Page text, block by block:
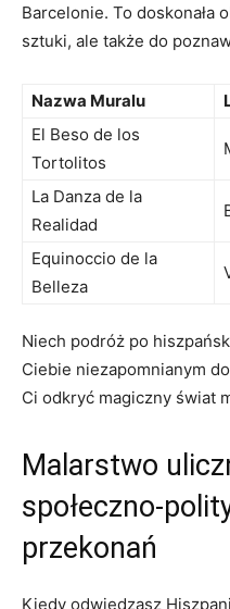
Barcelonie. To doskonała
sztuki, ale także do
Nazwa Muralu
El Beso de los
Tortolitos
La Danza de la
Realidad
Equinoccio de la
Belleza
Niech podróż po
Ciebie niezapomnianym
Ci odkryć magiczny świat
Malarstwo
społeczno-
przekonań
Kiedy odwiedzasz